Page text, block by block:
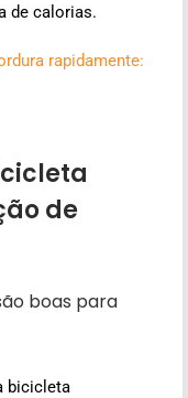
de calorias.
rapidamente:
de
bicicleta